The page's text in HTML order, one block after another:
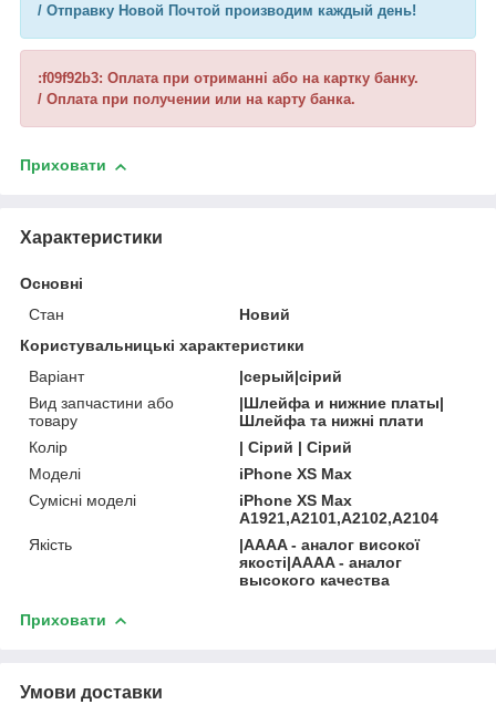
/ Отправку Новой Почтой производим каждый день!
:f09f92b3: Оплата при отриманні або на картку банку.
/ Оплата при получении или на карту банка.
Приховати
Характеристики
Основні
Стан
Новий
Користувальницькі характеристики
Варіант
|серый|сірий
Вид запчастини або
товару
|Шлейфа и нижние платы|
Шлейфа та нижні плати
Колір
| Сірий | Сірий
Моделі
iPhone XS Max
Сумісні моделі
iPhone XS Max
A1921,A2101,A2102,A2104
Якість
|AAAA - аналог високої
якості|AAAA - аналог
высокого качества
Приховати
Умови доставки